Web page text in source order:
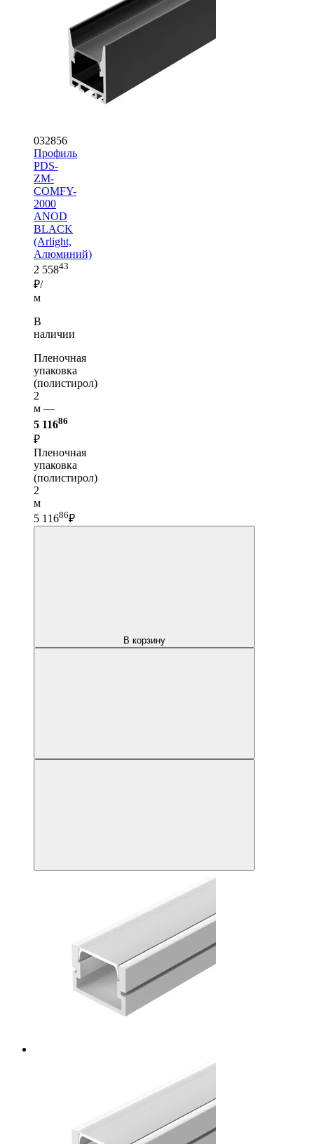
032856
Профиль
PDS-
ZM-
COMFY-
2000
ANOD
BLACK
(Arlight,
Алюминий)
2 55843
₽/
м
В
наличии
Пленочная
упаковка
(полистирол)
2
м —
5 11686
₽
Пленочная
упаковка
(полистирол)
2
м
5 11686₽
В корзину